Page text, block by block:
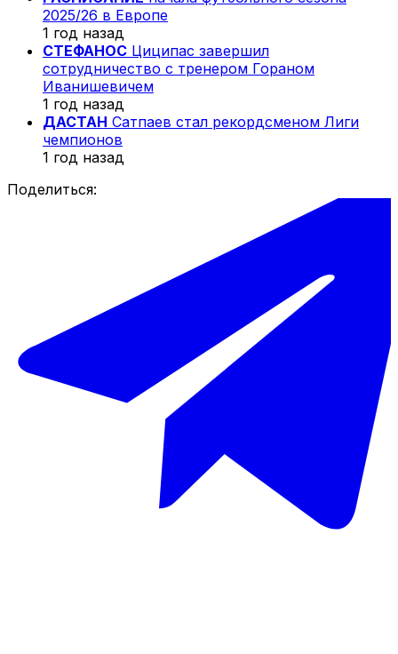
2025/26 в Европе
1 год назад
СТЕФАНОС Циципас завершил
сотрудничество с тренером Гораном
Иванишевичем
1 год назад
ДАСТАН Сатпаев стал рекордсменом Лиги
чемпионов
1 год назад
Поделиться: